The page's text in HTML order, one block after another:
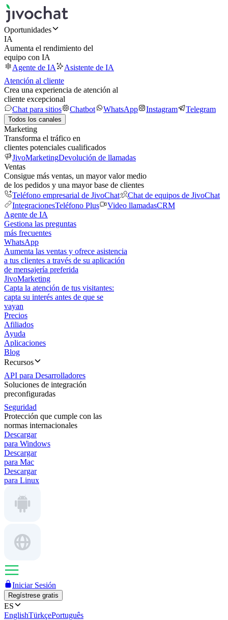
Oportunidades
IA
Aumenta el rendimiento del
equipo con IA
Agente de IA
Asistente de IA
Atención al cliente
Crea una experiencia de atención al
cliente excepcional
Chat para sitios
Chatbot WhatsApp Instagram Telegram
Todos los canales
Marketing
Transforma el tráfico en
clientes potenciales cualificados
JivoMarketingDevolución de llamadas
Ventas
Consigue más ventas, un mayor valor medio
de los pedidos y una mayor base de clientes
Teléfono empresarial de JivoChat
Chat de equipos de JivoChat
IntegracionesTeléfono Plus Video llamadasCRM
Agente de IA
Gestiona las preguntas
más frecuentes
WhatsApp
Aumenta las ventas y ofrece asistencia
a tus clientes a través de su aplicación
de mensajería preferida
JivoMarketing
Capta la atención de tus visitantes:
capta su interés antes de que se
vayan
Precios
Afiliados
Ayuda
Aplicaciones
Blog
Recursos
API para Desarrolladores
Soluciones de integración
preconfiguradas
Seguridad
Protección que cumple con las
normas internacionales
Descargar
para Windows
Descargar
para Mac
Descargar
para Linux
Iniciar Sesión
Regístrese gratis
ES
EnglishTürkçePortuguês